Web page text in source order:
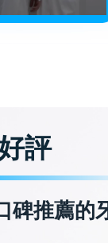
評
碑推薦的